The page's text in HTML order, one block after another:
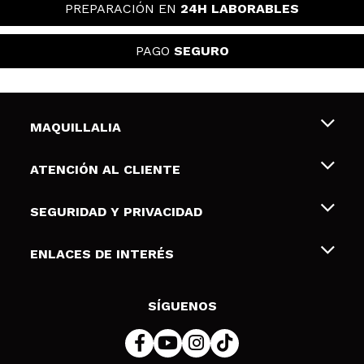
PREPARACIÓN EN 24H LABORABLES
PAGO SEGURO
MAQUILLALIA
Sobre nosotros
Tarjetas de Regalo
ATENCIÓN AL CLIENTE
Envíos y devoluciones
Formas de pago
SEGURIDAD Y PRIVACIDAD
Terminos y condiciones de uso
Política de cookies
ENLACES DE INTERÉS
SÍGUENOS